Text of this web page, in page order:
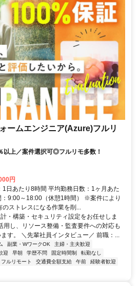
ームエンジニア(Azure)フルリ
上／案件選択可◎フルリモ多数！
円
日あたり8時間 平均勤務日数：1ヶ月あた
：9:00～18:00（休憩1時間） ※案件により
ストレスになる作業を削...
・構築・セキュリティ設定をお任せしま
用し、リソース整備・監査要件への対応も
す。 ＼先輩社員インタビュー／ 前職：...
副業・WワークOK
主婦・主夫歓迎
迎 早朝 学歴不問 固定時間制
転勤なし
フルリモート 交通費全額支給 午前
経験者歓迎